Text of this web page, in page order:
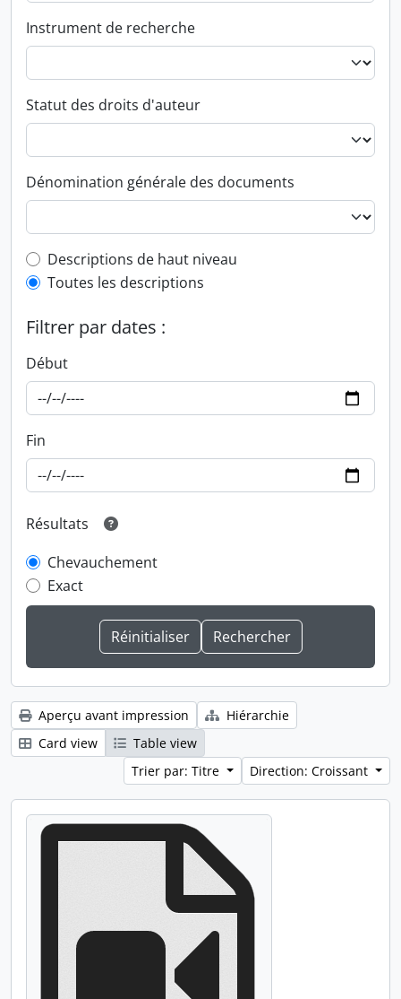
Instrument de recherche
Statut des droits d'auteur
Dénomination générale des documents
Top-level description filter
Descriptions de haut niveau
Toutes les descriptions
Filtrer par dates :
Début
Fin
Résultats
Chevauchement
Exact
Aperçu avant impression
Hiérarchie
Card view
Table view
Trier par: Titre
Direction: Croissant